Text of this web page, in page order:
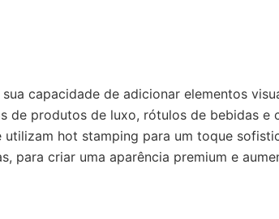
capacidade de adicionar elementos
de produtos de luxo, rótulos de bebidas e
hot stamping para um toque
para criar uma aparência premium e